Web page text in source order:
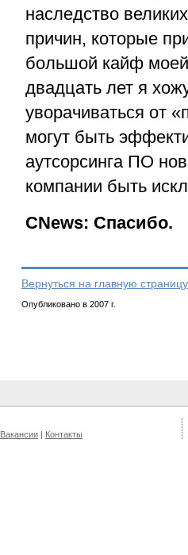
наследство
причин, которые
большой кайф
двадцать лет я
уворачиваться от
могут быть
аутсорсинга ПО
компании быть
CNews: Спасибо.
Вернуться на главную
Опубликовано в 2007 г.
Вакансии | Контакты